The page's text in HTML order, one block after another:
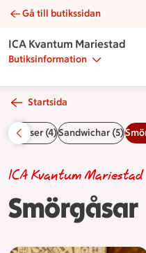
Smörgåsar | Catering ICA
Gå till butikssidan
ICA Kvantum Mariestad
Butiksinformation
Startsida
& såser (4)Sandwichar (5)
Smörgåsar
ICA Kvantum Mariestad